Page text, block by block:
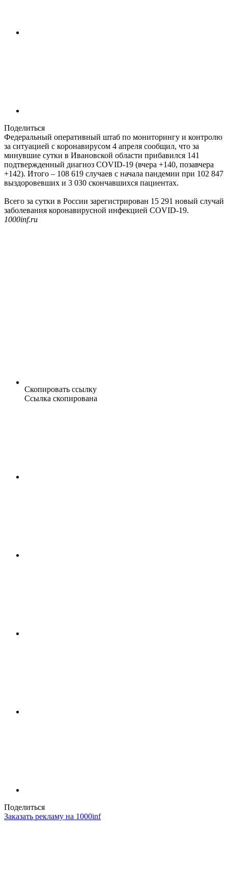
Поделиться
Федеральный оперативный штаб по мониторингу и контролю
за ситуацией с коронавирусом 4 апреля сообщил, что за
минувшие сутки в Ивановской области прибавился 141
подтвержденный диагноз COVID-19 (вчера +140, позавчера
+142). Итого – 108 619 случаев с начала пандемии при 102 847
выздоровевших и 3 030 скончавшихся пациентах.
Всего за сутки в России зарегистрирован 15 291 новый случай
заболевания коронавирусной инфекцией COVID-19.
1000inf.ru
Скопировать ссылку
Ссылка скопирована
Поделиться
Заказать рекламу на 1000inf